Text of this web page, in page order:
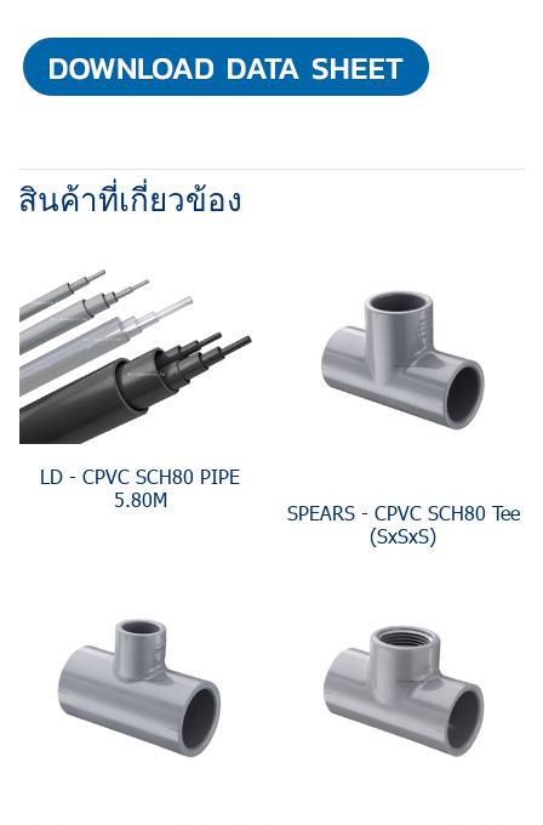
สินค้าที่เกี่ยวข้อง
LD - CPVC SCH80 PIPE
5.80M
SPEARS - CPVC SCH80 Tee
(SxSxS)